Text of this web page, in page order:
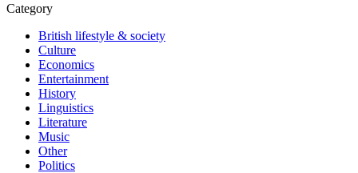
Category
British lifestyle & society
Culture
Economics
Entertainment
History
Linguistics
Literature
Music
Other
Politics